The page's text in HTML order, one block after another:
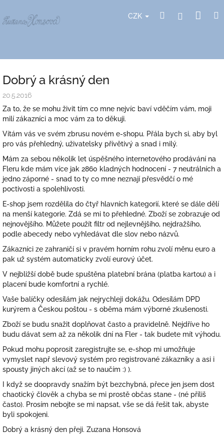
na
obsah
CZK HledatPřihlášení
Dobrý a krásný den
20.5.2016
Za to, že se mohu živit tím co mne nejvíc baví vděčím vám, moji
milí zákazníci a moc vám za to děkuji.
Vítám vás ve svém zbrusu novém e-shopu. Přála bych si, aby byl
pro vás přehledný, uživatelsky přívětivý a snad i milý.
Mám za sebou několik let úspěšného internetového prodávání na
Fleru kde mám více jak 2860 kladných hodnocení - 7 neutrálních a
jedno záporné - snad to ty co mne neznají přesvědčí o mé
poctivosti a spolehlivosti.
E-shop jsem rozdělila do čtyř hlavních kategorií, které se dále dělí
na menší kategorie. Zdá se mi to přehledné. Zboží se zobrazuje od
nejnovějšího. Můžete použít filtr od nejlevnějšího, nejdražšího,
podle abecedy nebo vyhledávat dle slov nebo názvů.
Zákazníci ze zahraničí si v pravém horním rohu zvolí měnu euro a
pak už systém automaticky zvolí eurový účet.
V nejbližší době bude spuštěna platební brána (platba kartou) a i
placení bude komfortní a rychlé.
Vaše balíčky odesílám jak nejrychleji dokážu. Odesílám DPD
kurýrem a Českou poštou - s oběma mám výborné zkušenosti.
Zboží se budu snažit doplňovat často a pravidelně. Nejdříve ho
budu dávat sem až za několik dní na Fler - tak budete mít výhodu.
Pokud mohu poprosit zaregistrujte se, e-shop mi umožňuje
vymyslet např slevový systém pro registrované zákazníky a asi i
spousty jiných akcí (až se to naučím :) ).
I když se doopravdy snažím být bezchybná, přece jen jsem dost
chaotický člověk a chyba se mi prostě občas stane - (né příliš
často). Prosím nebojte se mi napsat, vše se dá řešit tak, abyste
byli spokojeni.
Dobrý a krásný den přeji. Zuzana Honsová